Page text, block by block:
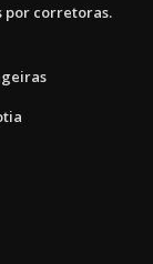
por corretoras.